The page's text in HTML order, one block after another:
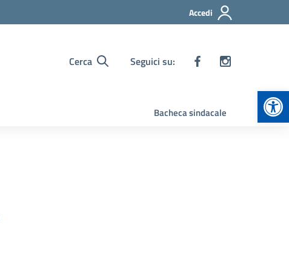
Accedi
Cerca Seguici su:
Bacheca sindacale